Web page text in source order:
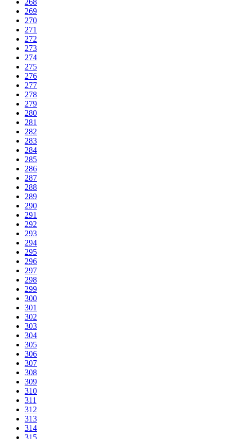
269
270
271
272
273
274
275
276
277
278
279
280
281
282
283
284
285
286
287
288
289
290
291
292
293
294
295
296
297
298
299
300
301
302
303
304
305
306
307
308
309
310
311
312
313
314
315